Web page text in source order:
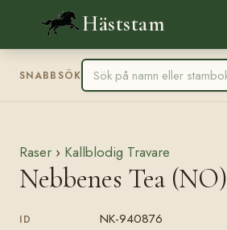
Häststam
SNABBSÖK
Raser › Kallblodig Travare
Nebbenes Tea (NO)
ID NK-940876